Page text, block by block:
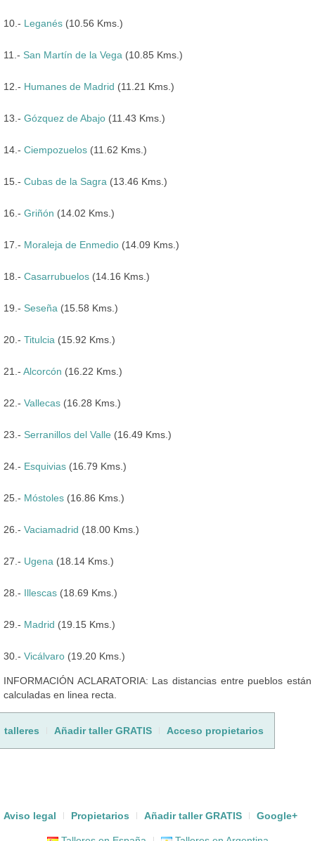
10.- Leganés (10.56 Kms.)
11.- San Martín de la Vega (10.85 Kms.)
12.- Humanes de Madrid (11.21 Kms.)
13.- Gózquez de Abajo (11.43 Kms.)
14.- Ciempozuelos (11.62 Kms.)
15.- Cubas de la Sagra (13.46 Kms.)
16.- Griñón (14.02 Kms.)
17.- Moraleja de Enmedio (14.09 Kms.)
18.- Casarrubuelos (14.16 Kms.)
19.- Seseña (15.58 Kms.)
20.- Titulcia (15.92 Kms.)
21.- Alcorcón (16.22 Kms.)
22.- Vallecas (16.28 Kms.)
23.- Serranillos del Valle (16.49 Kms.)
24.- Esquivias (16.79 Kms.)
25.- Móstoles (16.86 Kms.)
26.- Vaciamadrid (18.00 Kms.)
27.- Ugena (18.14 Kms.)
28.- Illescas (18.69 Kms.)
29.- Madrid (19.15 Kms.)
30.- Vicálvaro (19.20 Kms.)
INFORMACIÓN ACLARATORIA: Las distancias entre pueblos están
calculadas en linea recta.
talleres Añadir taller GRATIS Acceso propietarios
Aviso legal Propietarios Añadir taller GRATIS Google+